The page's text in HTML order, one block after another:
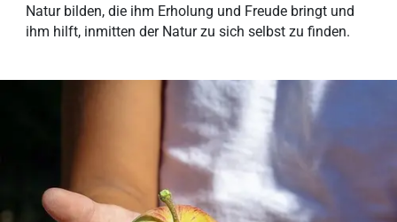
Natur bilden, die ihm Erholung und Freude bringt und
ihm hilft, inmitten der Natur zu sich selbst zu finden.